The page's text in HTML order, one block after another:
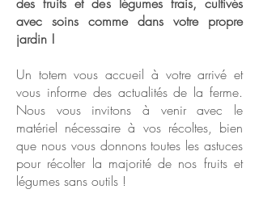
avec soins comme dans votre propre
jardin !
Un totem vous accueil à votre arrivé et
vous informe des actualités de la ferme.
Nous vous invitons à venir avec le
matériel nécessaire à vos récoltes, bien
que nous vous donnons toutes les astuces
pour récolter la majorité de nos fruits et
légumes sans outils !